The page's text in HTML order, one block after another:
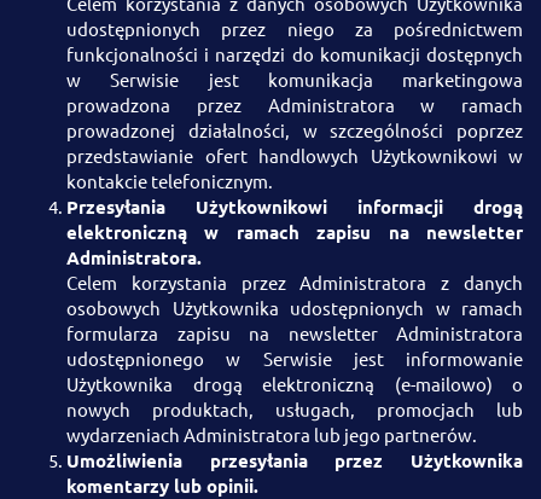
Celem korzystania z danych osobowych Użytkownika
udostępnionych przez niego za pośrednictwem
funkcjonalności i narzędzi do komunikacji dostępnych
w Serwisie jest komunikacja marketingowa
prowadzona przez Administratora w ramach
prowadzonej działalności, w szczególności poprzez
przedstawianie ofert handlowych Użytkownikowi w
kontakcie telefonicznym.
Przesyłania Użytkownikowi informacji drogą
elektroniczną w ramach zapisu na newsletter
Administratora.
Celem korzystania przez Administratora z danych
osobowych Użytkownika udostępnionych w ramach
formularza zapisu na newsletter Administratora
udostępnionego w Serwisie jest informowanie
Użytkownika drogą elektroniczną (e-mailowo) o
nowych produktach, usługach, promocjach lub
wydarzeniach Administratora lub jego partnerów.
Umożliwienia przesyłania przez Użytkownika
komentarzy lub opinii.